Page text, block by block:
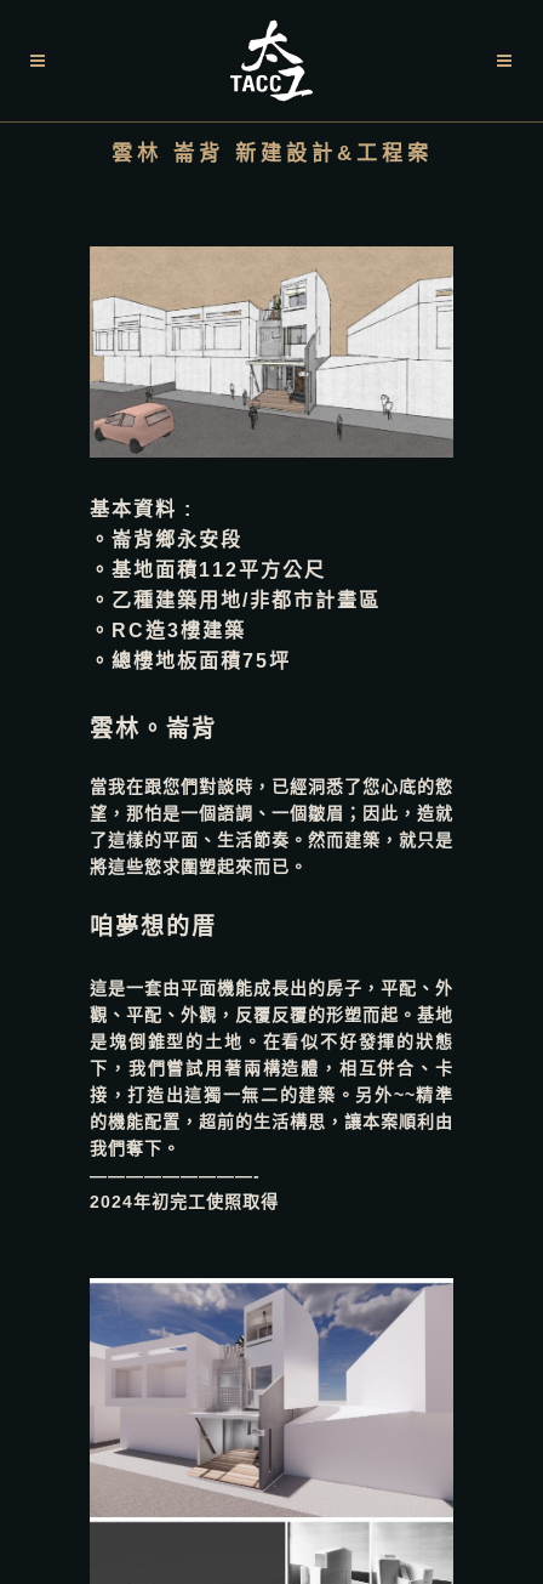
雲林 崙背 新建設計&工程案
基本資料 :
。崙背鄉永安段
。基地面積112平方公尺
。乙種建築用地/非都市計畫區
。RC造3樓建築
。總樓地板面積75坪
雲林。崙背
當我在跟您們對談時，已經洞悉了您心底的慾
望，那怕是一個語調、一個皺眉；因此，造就
了這樣的平面、生活節奏。然而建築，就只是
將這些慾求圍塑起來而已。
咱夢想的厝
這是一套由平面機能成長出的房子，平配、外
觀、平配、外觀，反覆反覆的形塑而起。基地
是塊倒錐型的土地。在看似不好發揮的狀態
下，我們嘗試用著兩構造體，相互併合、卡
接，打造出這獨一無二的建築。另外~~精準
的機能配置，超前的生活構思，讓本案順利由
我們奪下。
—————————-
2024年初完工使照取得